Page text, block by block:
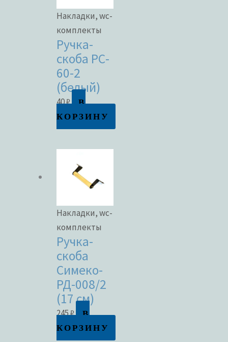
Накладки, wc-
комплекты
Ручка-
скоба РС-
60-2
(белый)
40₽
В
КОРЗИНУ
Накладки, wc-
комплекты
Ручка-
скоба
Симеко-
РД-008/2
(17 см)
245₽
В
КОРЗИНУ